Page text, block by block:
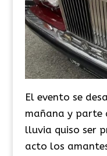
El evento se
mañana y parte
lluvia quiso ser
acto los